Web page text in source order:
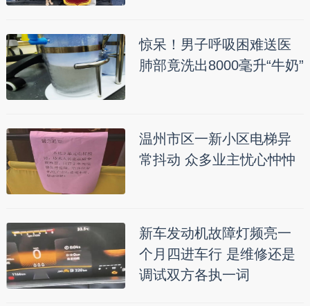
惊呆！男子呼吸困难送医
肺部竟洗出8000毫升“牛奶”
温州市区一新小区电梯异
常抖动 众多业主忧心忡忡
新车发动机故障灯频亮一
个月四进车行 是维修还是
调试双方各执一词